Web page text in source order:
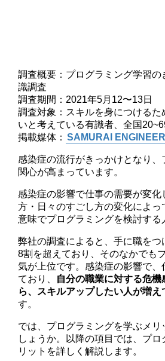
調査概要：プログラミング学習
識調査
調査期間：2021年5月12〜13日
調査対象：スキルを身につけるた
いと考えている有識者、全国
掲載媒体： SAMURAI
感染症の流行がきっかけとなり
関心が高まっています。
感染症の影響で仕事の需要が変化
方・日々のすごし方の変化によっ
意味でプログラミングを検討する
弊社の調査によると、手に職をつ
8割を超えており、そのなかでも
気が上位です。感染症の影響で、
ており、 自分の職業に対する危
ら、スキルアップしたい人が増え
す。
では、プログラミングを学ぶメ
しょうか。以降の項目では、プロ
リットを詳しく解説します。